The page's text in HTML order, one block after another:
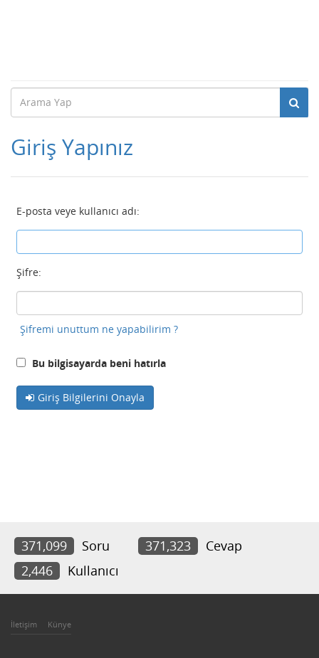
Giriş Yapınız
E-posta veye kullanıcı adı:
Şifre:
Şifremi unuttum ne yapabilirim ?
Bu bilgisayarda beni hatırla
Giriş Bilgilerini Onayla
371,099 Soru 371,323
Cevap
2,446
Kullanıcı
İletişim Künye